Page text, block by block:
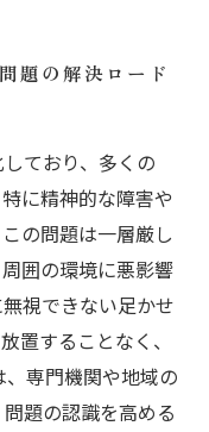
題の解決ロード
ており、多くの
に精神的な障害や
の問題は一層厳し
囲の環境に悪影響
視できない足かせ
置することなく、
専門機関や地域の
題の認識を高める